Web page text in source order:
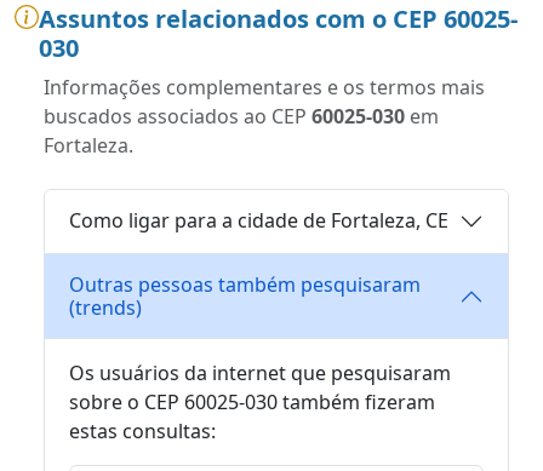
Assuntos relacionados com o CEP 60025-
030
Informações complementares e os termos mais
buscados associados ao CEP 60025-030 em
Fortaleza.
Como ligar para a cidade de Fortaleza, CE
Outras pessoas também pesquisaram
(trends)
Os usuários da internet que pesquisaram
sobre o CEP 60025-030 também fizeram
estas consultas: